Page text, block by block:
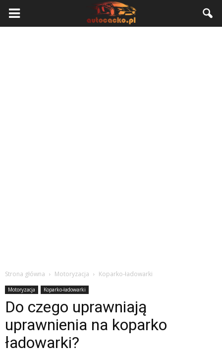
Strona główna Motoryzacja Koparko-ładowarki
Motoryzacja Koparko-ładowarki
Do czego uprawniają
uprawnienia na koparko
ładowarki?